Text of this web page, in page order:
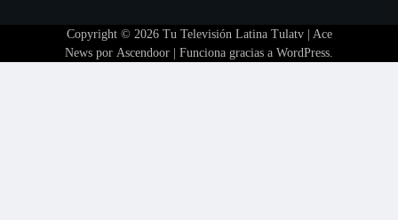
Copyright © 2026 Tu Televisión Latina Tulatv| Ace
News por Ascendoor | Funciona gracias a WordPress